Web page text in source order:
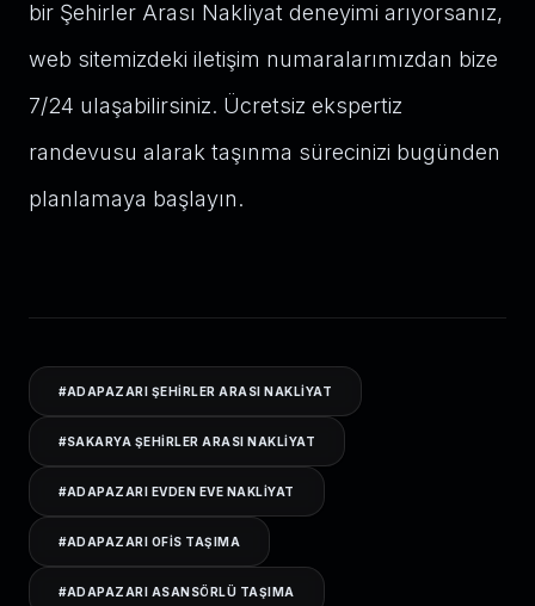
bir Şehirler Arası Nakliyat deneyimi arıyorsanız,
web sitemizdeki iletişim numaralarımızdan bize
7/24 ulaşabilirsiniz. Ücretsiz ekspertiz
randevusu alarak taşınma sürecinizi bugünden
planlamaya başlayın.
#ADAPAZARI ŞEHIRLER ARASI NAKLIYAT
#SAKARYA ŞEHIRLER ARASI NAKLIYAT
#ADAPAZARI EVDEN EVE NAKLIYAT
#ADAPAZARI OFIS TAŞIMA
#ADAPAZARI ASANSÖRLÜ TAŞIMA